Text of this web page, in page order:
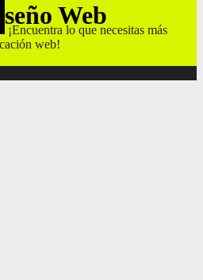
¡Encuentra lo que necesitas más
web!
Web